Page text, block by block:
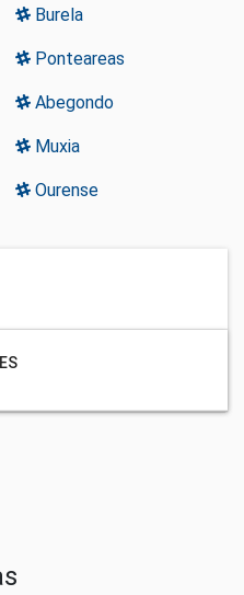
Burela
Ponteareas
Abegondo
Muxia
Ourense